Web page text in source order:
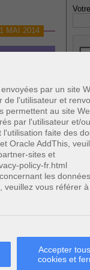
par un site
de l'utilisateur et
permettent au site
par l'utilisateur et/
faite des
Oracle AddThis,
sites et
policy-fr.html
les données
veuillez vous référer
Accepter
cookies et
1 MAI 2014
a été vue0fois
0le mois dernier.
*